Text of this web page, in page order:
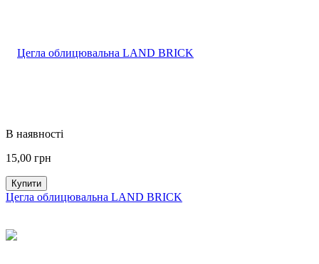
В наявності
15,00 грн
Купити
Цегла облицювальна LAND BRICK